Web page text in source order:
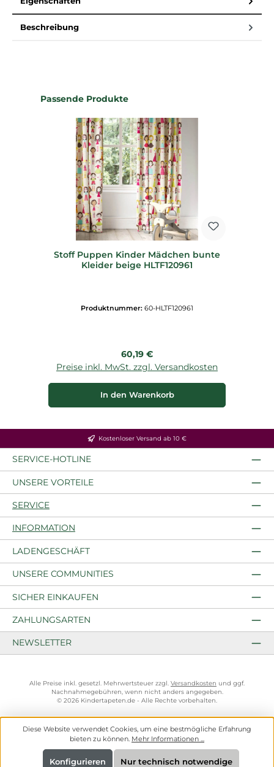
Beschreibung
Produktgalerie überspringen
Passende Produkte
Stoff Puppen Kinder Mädchen bunte
Kleider beige HLTF120961
Produktnummer: 60-HLTF120961
Regulärer Preis:
60,19 €
Preise inkl. MwSt. zzgl. Versandkosten
In den Warenkorb
Kostenloser Versand ab 10 €
SERVICE-HOTLINE
UNSERE VORTEILE
SERVICE
INFORMATION
LADENGESCHÄFT
UNSERE COMMUNITIES
SICHER EINKAUFEN
ZAHLUNGSARTEN
NEWSLETTER
Alle Preise inkl. gesetzl. Mehrwertsteuer zzgl. Versandkosten und ggf.
Nachnahmegebühren, wenn nicht anders angegeben.
© 2026 Kindertapeten.de - Alle Rechte vorbehalten.
Diese Website verwendet Cookies, um eine bestmögliche Erfahrung
bieten zu können. Mehr Informationen ...
Nur technisch notwendige
Konfigurieren